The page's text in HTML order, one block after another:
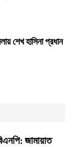
শেখ হাসিনা প্রধান
জামায়াত